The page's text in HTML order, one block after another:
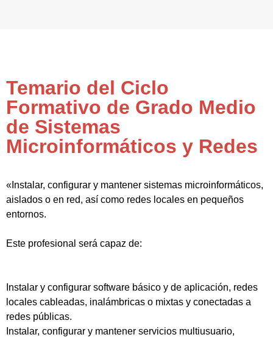
Temario del Ciclo
Formativo de Grado Medio
de Sistemas
Microinformáticos y Redes
«Instalar, configurar y mantener sistemas microinformáticos,
aislados o en red, así como redes locales en pequeños
entornos.
Este profesional será capaz de:
Instalar y configurar software básico y de aplicación, redes
locales cableadas, inalámbricas o mixtas y conectadas a
redes públicas.
Instalar, configurar y mantener servicios multiusuario,